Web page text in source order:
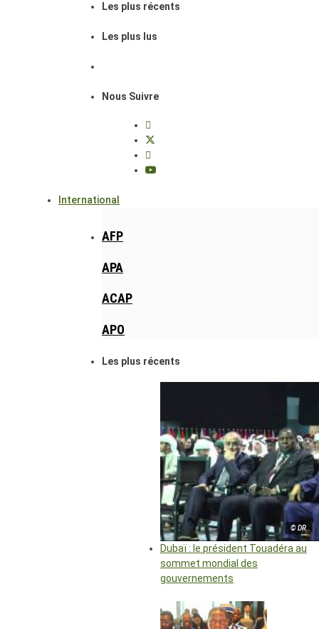
Les plus récents
Les plus lus
Nous Suivre
International
AFP
APA
ACAP
APO
Les plus récents
© DR
Dubaï : le président Touadéra au
sommet mondial des
gouvernements